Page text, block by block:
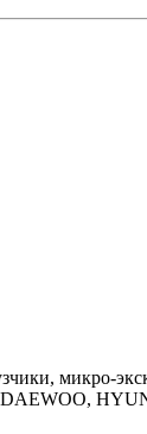
микро-